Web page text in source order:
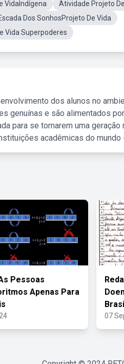
VidaIndígena
Atividade Projeto
Dos SonhosProjeto De Vida
Vida Superpoderes
dos alunos no
genuínas e são alimentados
para se tornarem uma
acadêmicas do mundo
Pessoas
Apenas Para
07